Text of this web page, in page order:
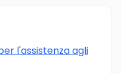
l'assistenza agli